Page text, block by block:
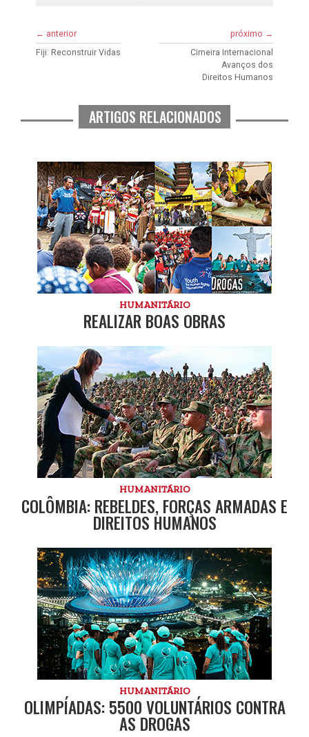
← anterior
Fiji: Reconstruir Vidas
próximo →
Cimeira Internacional
Avanços dos
Direitos Humanos
ARTIGOS RELACIONADOS
HUMANITÁRIO
REALIZAR BOAS OBRAS
HUMANITÁRIO
COLÔMBIA: REBELDES, FORÇAS ARMADAS E
DIREITOS HUMANOS
HUMANITÁRIO
OLIMPÍADAS: 5500 VOLUNTÁRIOS CONTRA
AS DROGAS